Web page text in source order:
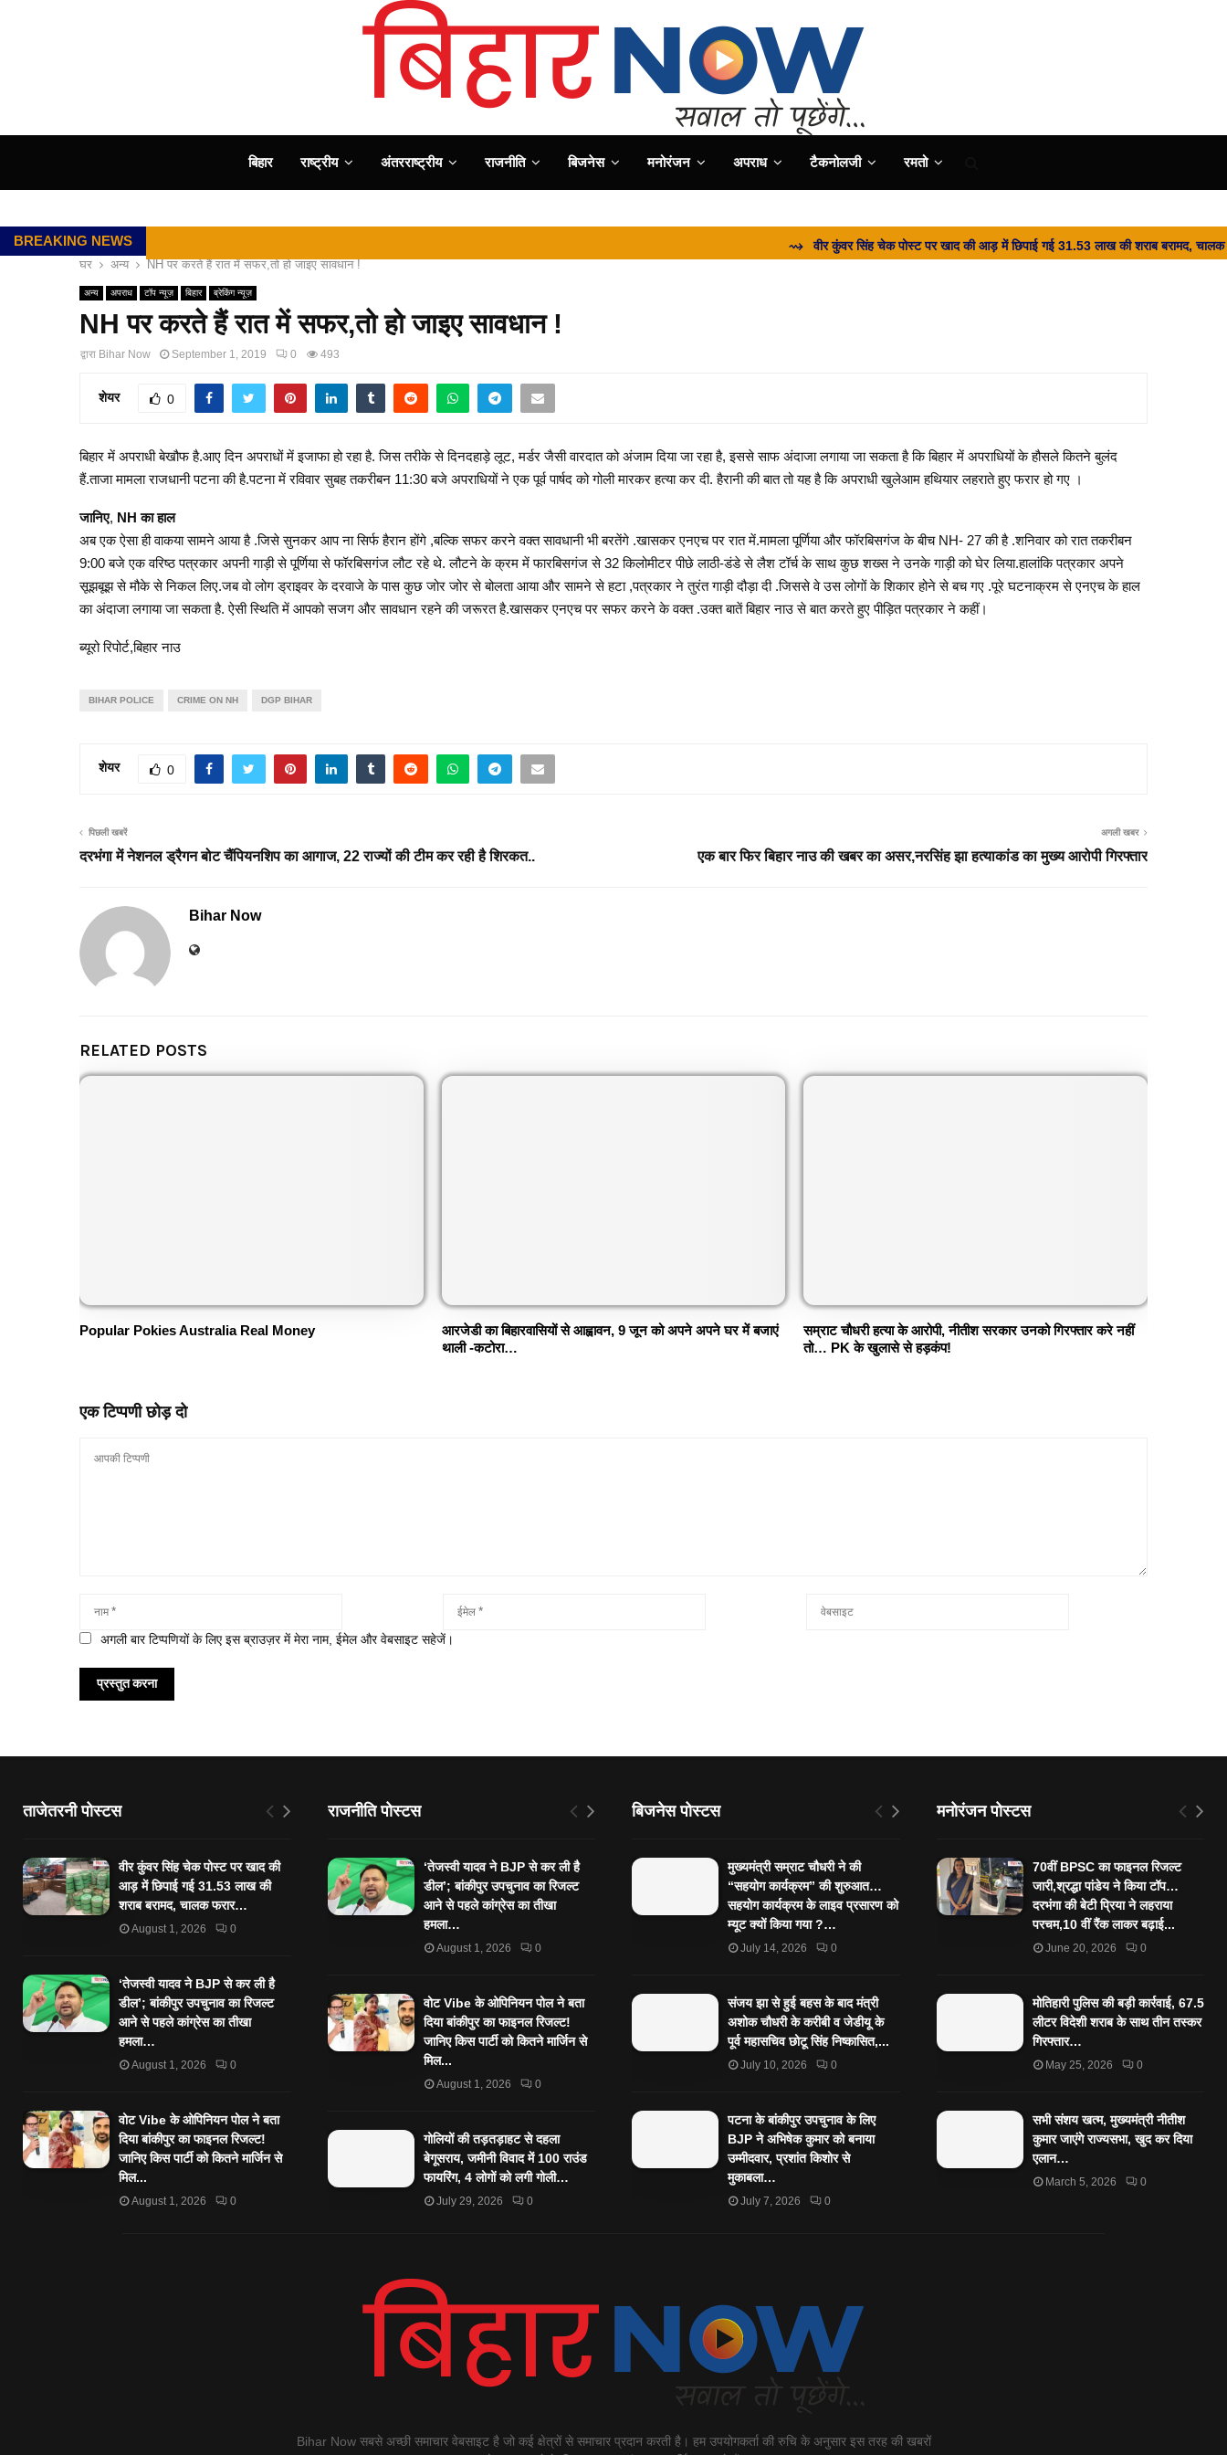
बिहार राष्ट्रीय अंतरराष्ट्रीय राजनीति बिजनेस मनोरंजन अपराध टैकनोलजी रमतो
BREAKING NEWS ⇝ वीर कुंवर सिंह चेक पोस्ट पर खाद की आड़ में छिपाई गई 31.53 लाख की शराब बरामद, चालक फरार...
घर अन्य NH पर करते हैं रात में सफर,तो हो जाइए सावधान !
अन्य अपराध टॉप न्यूज़ बिहार ब्रेकिंग न्यूज़
NH पर करते हैं रात में सफर,तो हो जाइए सावधान !
द्वारा Bihar Now September 1, 2019 0 493
शेयर 0
बिहार में अपराधी बेखौफ है.आए दिन अपराधों में इजाफा हो रहा है. जिस तरीके से दिनदहाड़े लूट, मर्डर जैसी वारदात को अंजाम दिया जा रहा है, इससे साफ अंदाजा लगाया जा सकता है कि बिहार में अपराधियों के हौसले कितने बुलंद
हैं.ताजा मामला राजधानी पटना की है.पटना में रविवार सुबह तकरीबन 11:30 बजे अपराधियों ने एक पूर्व पार्षद को गोली मारकर हत्या कर दी. हैरानी की बात तो यह है कि अपराधी खुलेआम हथियार लहराते हुए फरार हो गए ।
जानिए, NH काहाल
अब एक ऐसा ही वाकया सामने आया है .जिसे सुनकर आप ना सिर्फ हैरान होंगे ,बल्कि सफर करने वक्त सावधानी भी बरतेंगे .खासकर एनएच पर रात में.मामला पूर्णिया और फॉरबिसगंज के बीच NH- 27 की है .शनिवार को रात तकरीबन
9:00 बजे एक वरिष्ठ पत्रकार अपनी गाड़ी से पूर्णिया से फॉरबिसगंज लौट रहे थे. लौटने के क्रम में फारबिसगंज से 32 किलोमीटर पीछे लाठी-डंडे से लैश टॉर्च के साथ कुछ शख्स ने उनके गाड़ी को घेर लिया.हालांकि पत्रकार अपने
सूझबूझ से मौके से निकल लिए.जब वो लोग ड्राइवर के दरवाजे के पास कुछ जोर जोर से बोलता आया और सामने से हटा ,पत्रकार ने तुरंत गाड़ी दौड़ा दी .जिससे वे उस लोगों के शिकार होने से बच गए .पूरे घटनाक्रम से एनएच के हाल
का अंदाजा लगाया जा सकता है. ऐसी स्थिति में आपको सजग और सावधान रहने की जरूरत है.खासकर एनएच पर सफर करने के वक्त .उक्त बातें बिहार नाउ से बात करते हुए पीड़ित पत्रकार ने कहीं।
ब्यूरो रिपोर्ट,बिहार नाउ
BIHAR POLICE CRIME ON NH DGP BIHAR
शेयर 0
पिछली खबरें
दरभंगा में नेशनल ड्रैगन बोट चैंपियनशिप का आगाज, 22 राज्यों की टीम कर रही है शिरकत..
अगली खबर
एक बार फिर बिहार नाउ की खबर का असर,नरसिंह झा हत्याकांड का मुख्य आरोपी गिरफ्तार
Bihar Now
RELATED POSTS
Popular Pokies Australia Real Money
आरजेडी का बिहारवासियों से आह्वावन, 9 जून को अपने अपने घर में बजाएं
थाली -कटोरा…
सम्राट चौधरी हत्या के आरोपी, नीतीश सरकार उनको गिरफ्तार करे नहीं
तो… PK के खुलासे से हड़कंप!
एक टिप्पणी छोड़ दो
अगली बार टिप्पणियों के लिए इस ब्राउज़र में मेरा नाम, ईमेल और वेबसाइट सहेजें।
ताजेतरनी पोस्टस
वीर कुंवर सिंह चेक पोस्ट पर खाद की
आड़ में छिपाई गई 31.53 लाख की
शराब बरामद, चालक फरार…
August 1, 2026 0
‘तेजस्‍वी यादव ने BJP से कर ली है
डील’; बांकीपुर उपचुनाव का रिजल्‍ट
आने से पहले कांग्रेस का तीखा
हमला…
August 1, 2026 0
वोट Vibe के ओपिनियन पोल ने बता
दिया बांकीपुर का फाइनल रिजल्ट!
जानिए किस पार्टी को कितने मार्जिन से
मिल...
August 1, 2026 0
राजनीति पोस्टस
‘तेजस्‍वी यादव ने BJP से कर ली है
डील’; बांकीपुर उपचुनाव का रिजल्‍ट
आने से पहले कांग्रेस का तीखा
हमला…
August 1, 2026 0
वोट Vibe के ओपिनियन पोल ने बता
दिया बांकीपुर का फाइनल रिजल्ट!
जानिए किस पार्टी को कितने मार्जिन से
मिल...
August 1, 2026 0
गोलियों की तड़तड़ाहट से दहला
बेगूसराय, जमीनी विवाद में 100 राउंड
फायरिंग, 4 लोगों को लगी गोली…
July 29, 2026 0
बिजनेस पोस्टस
मुख्यमंत्री सम्राट चौधरी ने की
“सहयोग कार्यक्रम” की शुरुआत…
सहयोग कार्यक्रम के लाइव प्रसारण को
म्यूट क्यों किया गया ?…
July 14, 2026 0
संजय झा से हुई बहस के बाद मंत्री
अशोक चौधरी के करीबी व जेडीयू के
पूर्व महासचिव छोटू सिंह निष्कासित,...
July 10, 2026 0
पटना के बांकीपुर उपचुनाव के लिए
BJP ने अभिषेक कुमार को बनाया
उम्मीदवार, प्रशांत किशोर से
मुकाबला…
July 7, 2026 0
मनोरंजन पोस्टस
70वीं BPSC का फाइनल रिजल्ट
जारी,श्रद्धा पांडेय ने किया टॉप…
दरभंगा की बेटी प्रिया ने लहराया
परचम,10 वीं रैंक लाकर बढ़ाई...
June 20, 2026 0
मोतिहारी पुलिस की बड़ी कार्रवाई, 67.5
लीटर विदेशी शराब के साथ तीन तस्कर
गिरफ्तार…
May 25, 2026 0
सभी संशय खत्म, मुख्यमंत्री नीतीश
कुमार जाएंगे राज्यसभा, खुद कर दिया
एलान…
March 5, 2026 0
Bihar Now सबसे अच्छी समाचार वेबसाइट है जो कई क्षेत्रों से समाचार प्रदान करती है। हम उपयोगकर्ता की रुचि के अनुसार इस तरह की खबरों